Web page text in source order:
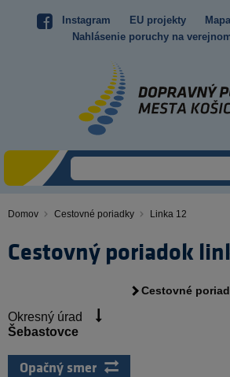
Instagram EU projekty
Nahlásenie poruchy na
Domov Cestovné poriadky Linka 12
Cestovný poriadok
Cestovné
Okresný úrad
Šebastovce
Opačný smer